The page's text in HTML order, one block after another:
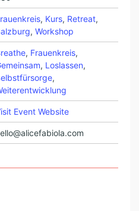
, Kurs, Retreat,
, Workshop
, Frauenkreis,
, Loslassen,
,
Event Website